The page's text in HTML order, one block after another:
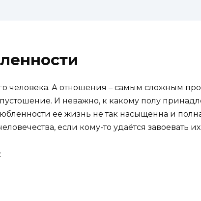
человека. А отношения – самым сложным
И неважно, к какому полу
её жизнь не так насыщенна и
если кому-то удаётся завоевать